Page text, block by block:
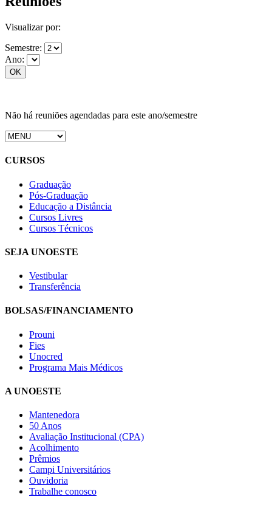
Visualizar por:
Semestre:
Ano:
Não há reuniões agendadas para este ano/semestre
CURSOS
Graduação
Pós-Graduação
Educação a Distância
Cursos Livres
Cursos Técnicos
SEJA UNOESTE
Vestibular
Transferência
BOLSAS/FINANCIAMENTO
Prouni
Fies
Unocred
Programa Mais Médicos
A UNOESTE
Mantenedora
50 Anos
Avaliação Institucional (CPA)
Acolhimento
Prêmios
Campi Universitários
Ouvidoria
Trabalhe conosco